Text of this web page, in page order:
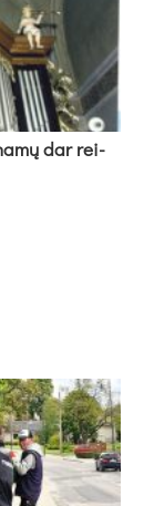
dar rei­